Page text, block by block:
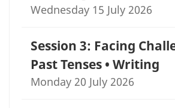
Wednesday 15 July 2026
Session 3: Facing
Past Tenses • Writing
Monday 20 July 2026